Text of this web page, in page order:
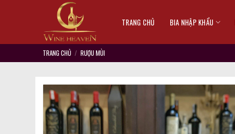
TRANG CHỦ BIA NHẬP KHẨU
TRANG CHỦ / RƯỢU MÙI